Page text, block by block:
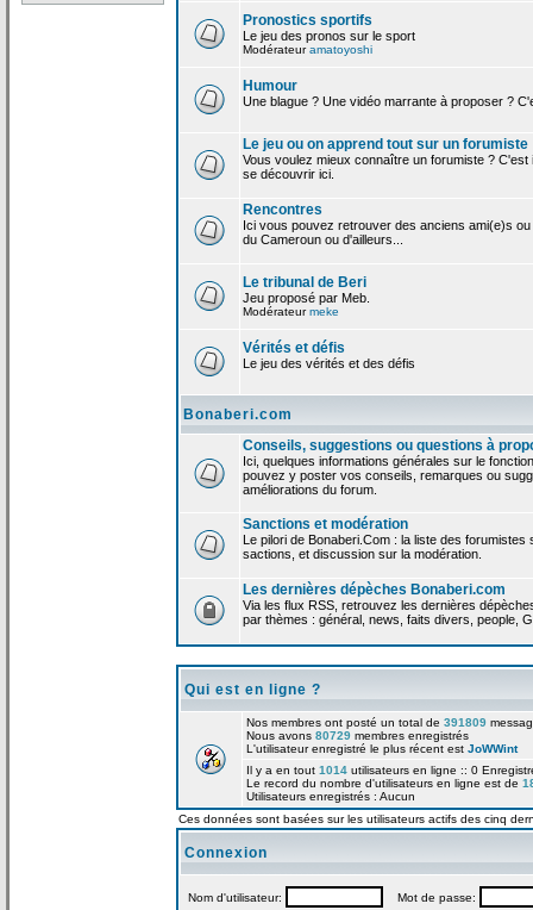
Pronostics sportifs
Le jeu des pronos sur le sport
Modérateuramatoyoshi
Humour
Une blague ? Une vidéo marrante à proposer ?
Le jeu ou on apprend tout sur un forumiste
Vous voulez mieux connaître un forumiste ? C'est
se découvrir ici.
Rencontres
Ici vous pouvez retrouver des anciens ami(e)s
du Cameroun ou d'ailleurs...
Le tribunal de Beri
Jeu proposé par Meb.
Modérateurmeke
Vérités et défis
Le jeu des vérités et des défis
Bonaberi.com
Conseils, suggestions ou questions à
Ici, quelques informations générales sur le
pouvez y poster vos conseils, remarques ou
améliorations du forum.
Sanctions et modération
Le pilori de Bonaberi.Com : la liste des
sactions, et discussion sur la modération.
Les dernières dépèches Bonaberi.com
Via les flux RSS, retrouvez les dernières
par thèmes : général, news, faits divers, people,
Qui est en ligne ?
Nos membres ont posté un total de 391809
Nous avons 80729 membres enregistrés
L'utilisateur enregistré le plus récent est JoWWint
Il y a en tout 1014 utilisateurs en ligne :: 0
Le record du nombre d'utilisateurs en ligne est de
Utilisateurs enregistrés : Aucun
Ces données sont basées sur les utilisateurs actifs des cinq
Connexion
Nom d'utilisateur: Mot de passe: